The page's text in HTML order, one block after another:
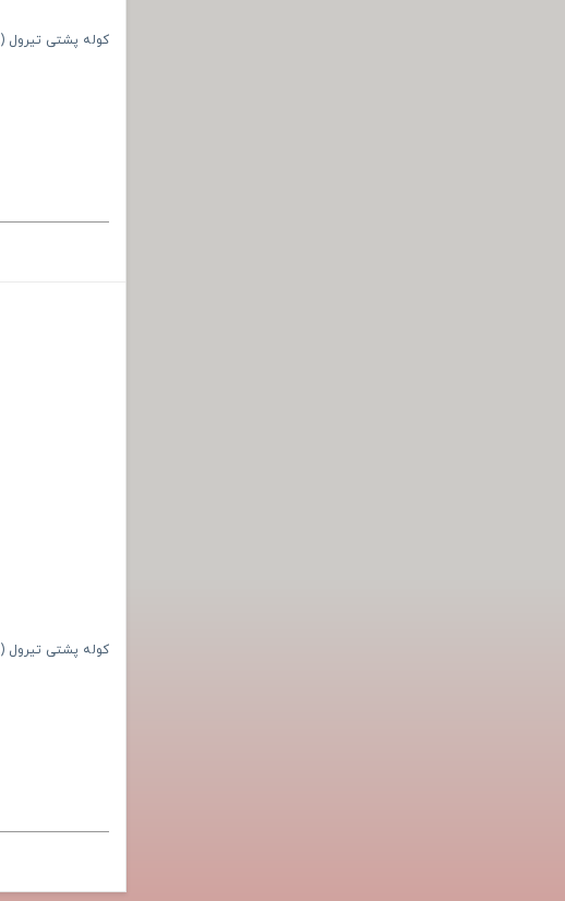
کوله پشتی تیرول (TIROLL) مدل SBT3488
کوله پشتی تیرول (TIROLL) مدل SBT3507